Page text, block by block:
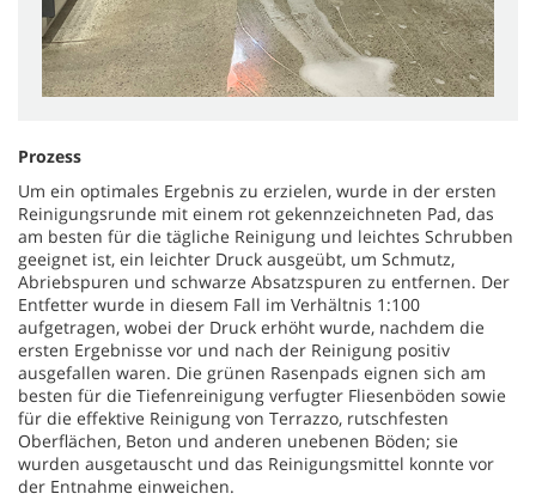
Prozess
Um ein optimales Ergebnis zu erzielen, wurde in der ersten
Reinigungsrunde mit einem rot gekennzeichneten Pad, das
am besten für die tägliche Reinigung und leichtes Schrubben
geeignet ist, ein leichter Druck ausgeübt, um Schmutz,
Abriebspuren und schwarze Absatzspuren zu entfernen. Der
Entfetter wurde in diesem Fall im Verhältnis 1:100
aufgetragen, wobei der Druck erhöht wurde, nachdem die
ersten Ergebnisse vor und nach der Reinigung positiv
ausgefallen waren. Die grünen Rasenpads eignen sich am
besten für die Tiefenreinigung verfugter Fliesenböden sowie
für die effektive Reinigung von Terrazzo, rutschfesten
Oberflächen, Beton und anderen unebenen Böden; sie
wurden ausgetauscht und das Reinigungsmittel konnte vor
der Entnahme einweichen.